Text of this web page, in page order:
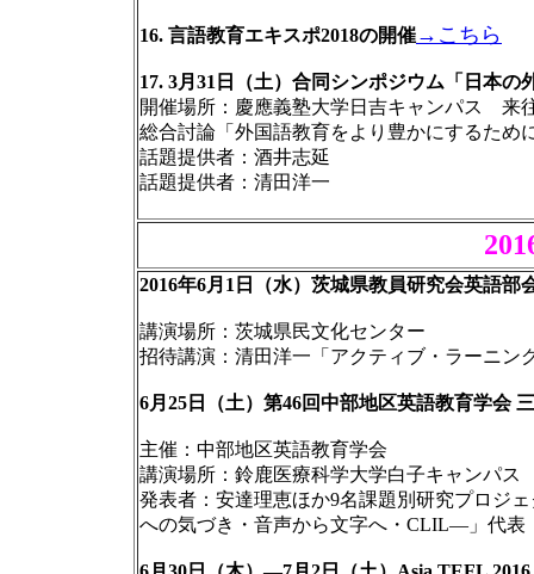
16. 言語教育エキスポ2018の開催→こちら
17. 3月31日（土）合同シンポジウム「日本
開催場所：慶應義塾大学日吉キャンパス 来
総合討論「外国語教育をより豊かにするため
話題提供者：酒井志延
話題提供者：清田洋一
2016年6月1日（水）茨城県教員研究会英語部
講演場所：茨城県民文化センター
招待講演：清田洋一「アクティブ・ラーニン
6月25日（土）第46回中部地区英語教育学会
主催：中部地区英語教育学会
講演場所：鈴鹿医療科学大学白子キャンパス
発表者：安達理恵ほか9名課題別研究プロジ
への気づき・音声から文字へ・CLIL―」代表